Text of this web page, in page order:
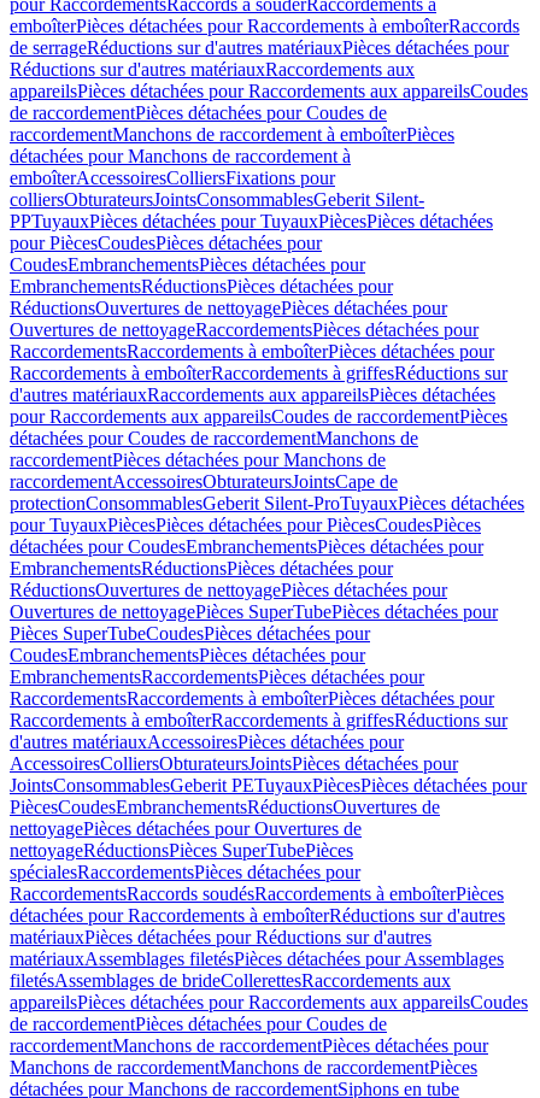
pour RaccordementsRaccords à souderRaccordements à
emboîterPièces détachées pour Raccordements à emboîterRaccords
de serrageRéductions sur d'autres matériauxPièces détachées pour
Réductions sur d'autres matériauxRaccordements aux
appareilsPièces détachées pour Raccordements aux appareilsCoudes
de raccordementPièces détachées pour Coudes de
raccordementManchons de raccordement à emboîterPièces
détachées pour Manchons de raccordement à
emboîterAccessoiresColliersFixations pour
colliersObturateursJointsConsommablesGeberit Silent-
PPTuyauxPièces détachées pour TuyauxPiècesPièces détachées
pour PiècesCoudesPièces détachées pour
CoudesEmbranchementsPièces détachées pour
EmbranchementsRéductionsPièces détachées pour
RéductionsOuvertures de nettoyagePièces détachées pour
Ouvertures de nettoyageRaccordementsPièces détachées pour
RaccordementsRaccordements à emboîterPièces détachées pour
Raccordements à emboîterRaccordements à griffesRéductions sur
d'autres matériauxRaccordements aux appareilsPièces détachées
pour Raccordements aux appareilsCoudes de raccordementPièces
détachées pour Coudes de raccordementManchons de
raccordementPièces détachées pour Manchons de
raccordementAccessoiresObturateursJointsCape de
protectionConsommablesGeberit Silent-ProTuyauxPièces détachées
pour TuyauxPiècesPièces détachées pour PiècesCoudesPièces
détachées pour CoudesEmbranchementsPièces détachées pour
EmbranchementsRéductionsPièces détachées pour
RéductionsOuvertures de nettoyagePièces détachées pour
Ouvertures de nettoyagePièces SuperTubePièces détachées pour
Pièces SuperTubeCoudesPièces détachées pour
CoudesEmbranchementsPièces détachées pour
EmbranchementsRaccordementsPièces détachées pour
RaccordementsRaccordements à emboîterPièces détachées pour
Raccordements à emboîterRaccordements à griffesRéductions sur
d'autres matériauxAccessoiresPièces détachées pour
AccessoiresColliersObturateursJointsPièces détachées pour
JointsConsommablesGeberit PETuyauxPiècesPièces détachées pour
PiècesCoudesEmbranchementsRéductionsOuvertures de
nettoyagePièces détachées pour Ouvertures de
nettoyageRéductionsPièces SuperTubePièces
spécialesRaccordementsPièces détachées pour
RaccordementsRaccords soudésRaccordements à emboîterPièces
détachées pour Raccordements à emboîterRéductions sur d'autres
matériauxPièces détachées pour Réductions sur d'autres
matériauxAssemblages filetésPièces détachées pour Assemblages
filetésAssemblages de brideCollerettesRaccordements aux
appareilsPièces détachées pour Raccordements aux appareilsCoudes
de raccordementPièces détachées pour Coudes de
raccordementManchons de raccordementPièces détachées pour
Manchons de raccordementManchons de raccordementPièces
détachées pour Manchons de raccordementSiphons en tube